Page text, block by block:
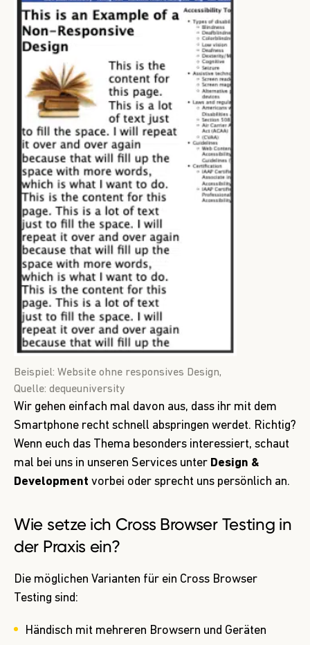
Beispiel: Website ohne responsives Design,
Quelle: dequeuniversity
Wir gehen einfach mal davon aus, dass ihr mit dem
Smartphone recht schnell abspringen werdet. Richtig?
Wenn euch das Thema besonders interessiert, schaut
mal bei uns in unseren Services unter Design &
Development vorbei oder sprecht uns persönlich an.
Wie setze ich Cross Browser Testing in
der Praxis ein?
Die möglichen Varianten für ein Cross Browser
Testing sind:
Händisch mit mehreren Browsern und Geräten